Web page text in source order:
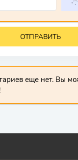
ОТПРАВИТЬ
еще нет. Вы